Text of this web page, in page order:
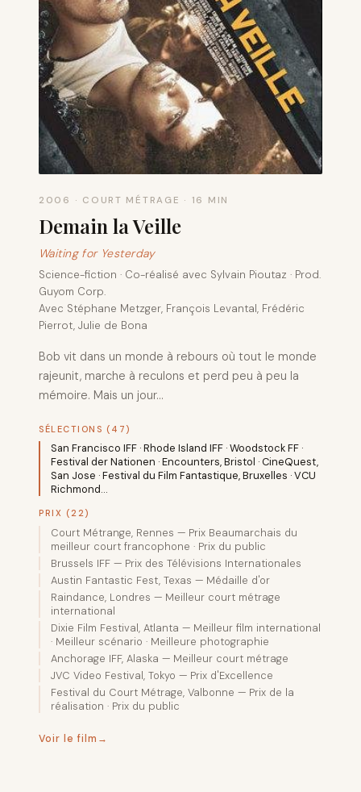
2006 · COURT MÉTRAGE · 16 MIN
Demain la Veille
Waiting for Yesterday
Science-fiction · Co-réalisé avec Sylvain Pioutaz · Prod.
Guyom Corp.
Avec Stéphane Metzger, François Levantal, Frédéric
Pierrot, Julie de Bona
Bob vit dans un monde à rebours où tout le monde
rajeunit, marche à reculons et perd peu à peu la
mémoire. Mais un jour…
SÉLECTIONS (47)
San Francisco IFF · Rhode Island IFF · Woodstock FF ·
Festival der Nationen · Encounters, Bristol · CineQuest,
San Jose · Festival du Film Fantastique, Bruxelles · VCU
Richmond…
PRIX (22)
Court Métrange, Rennes — Prix Beaumarchais du
meilleur court francophone · Prix du public
Brussels IFF — Prix des Télévisions Internationales
Austin Fantastic Fest, Texas — Médaille d'or
Raindance, Londres — Meilleur court métrage
international
Dixie Film Festival, Atlanta — Meilleur film international
· Meilleur scénario · Meilleure photographie
Anchorage IFF, Alaska — Meilleur court métrage
JVC Video Festival, Tokyo — Prix d'Excellence
Festival du Court Métrage, Valbonne — Prix de la
réalisation · Prix du public
Voir le film